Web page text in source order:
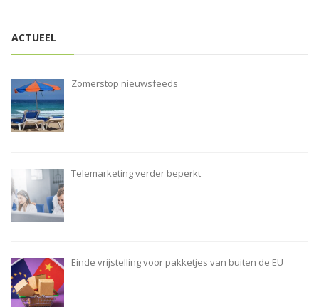
ACTUEEL
Zomerstop nieuwsfeeds
Telemarketing verder beperkt
Einde vrijstelling voor pakketjes van buiten de EU